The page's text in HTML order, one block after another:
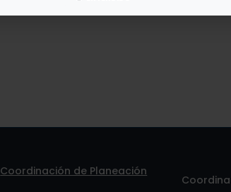
Coordinación de Planeación